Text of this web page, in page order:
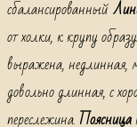
сбалансированный
от холки, к крупу
выражена, недлинная,
довольно длинная, с
переслежина.Поясница